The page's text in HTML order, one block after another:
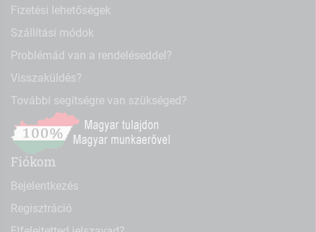
Fizetési lehetőségek
Szállítási módok
Problémád van a rendeléseddel?
Visszaküldés?
További segítségre van szükséged?
Fiókom
Bejelentkezés
Regisztráció